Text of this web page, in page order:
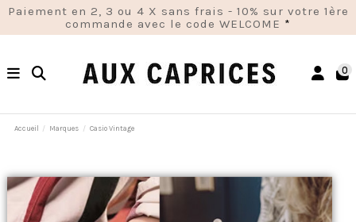
Paiement en 2, 3 ou 4 X sans frais - 10% sur votre 1ère
commande avec le code WELCOME *
0
Accueil Marques Casio Vintage